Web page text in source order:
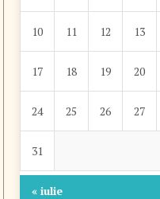
10 11 12 13
17 18 19 20
24 25 26 27
31
« iulie